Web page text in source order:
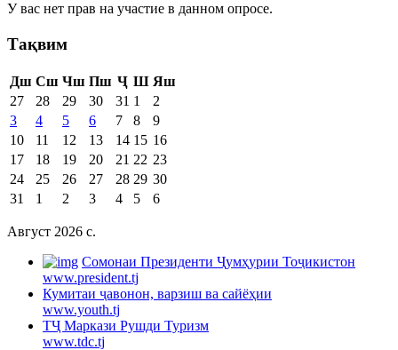
У вас нет прав на участие в данном опросе.
Тақвим
Дш Сш Чш Пш Ҷ Ш Яш
27
28 29 30 31 1
2
3
4 5 6 7 8
9
10
11 12 13 14 15 16
17
18 19 20 21 22 23
24
25 26 27 28 29 30
31
1 2 3 4 5 6
Август 2026 c.
Cомонаи Президенти Ҷумҳурии Тоҷикистон
www.president.tj
Кумитаи ҷавонон, варзиш ва сайёҳии
www.youth.tj
ТҶ Маркази Рушди Туризм
www.tdc.tj